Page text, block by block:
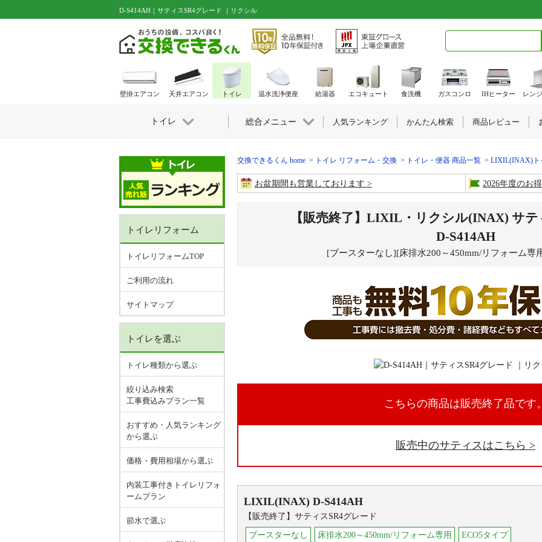
D-S414AH｜サティスSR4グレード ｜リクシル
交換できるくん home トイレ リフォーム・交換 トイレ・便器 商品一覧 LIXIL(INAX)ト
お盆期間も営業しております 2026年度のお
【販売終了】LIXIL・リクシル(INAX) サ
D-S414AH
[ブースターなし][床排水200～450mm/リフォーム専
こちらの商品は販売終了品です
販売中のサティスはこちら
LIXIL(INAX) D-S414AH
【販売終了】サティスSR4グレード
ブースターなし 床排水200～450mm/リフォーム専用 ECO5タイプ
トイレリフォーム
トイレリフォームTOP
ご利用の流れ
サイトマップ
トイレを選ぶ
トイレ種類から選ぶ
絞り込み検索
工事費込みプラン一覧
おすすめ・人気ランキング
から選ぶ
価格・費用相場から選ぶ
内装工事付きトイレリフォ
ームプラン
節水で選ぶ
壁掛エアコン 天井エアコン トイレ 温水洗浄便座 給湯器 エコキュート 食洗機 ガスコンロ IHヒーター レン
トイレ 総合メニュー 人気ランキング かんたん検索 商品レビュー